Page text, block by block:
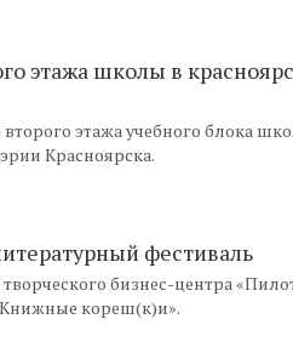
этажа школы в
этажа учебного блока
Красноярска.
фестиваль
бизнес-центра
кореш(к)и».